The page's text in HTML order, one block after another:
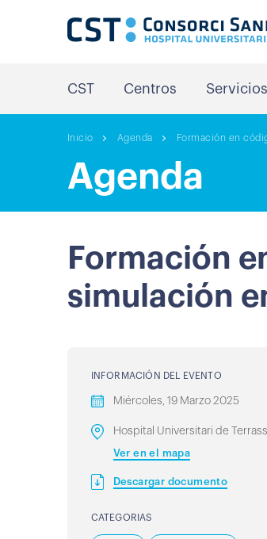
CST Centros Servicios
Inicio Agenda Formación en
Agenda
Formación
simulación
INFORMACIÓN DEL EVENTO
Miércoles, 19 Marzo 2025
Hospital Universitari de
Ver en el mapa
Descargar documento
CATEGORIAS